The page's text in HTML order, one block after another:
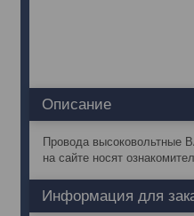
Описание
Провода высоковольтные
на сайте носят
Информация для